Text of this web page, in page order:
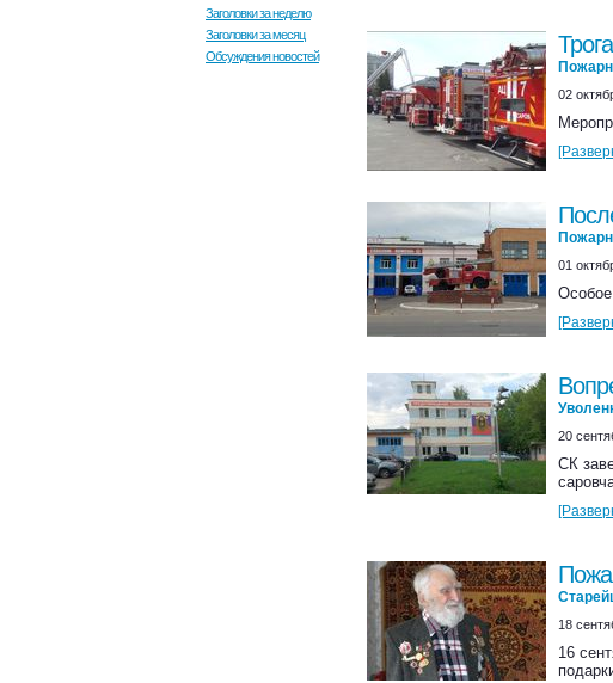
Заголовки за неделю
Заголовки за месяц
Обсуждения новостей
02
01
20
СК
18
16